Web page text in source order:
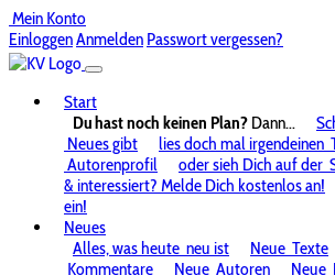
Mein Konto
EinloggenAnmelden Passwort vergessen?
Start
Du hast noch keinen Plan? Dann...
Neues gibt
lies doch mal irgendeinen
Autorenprofil
oder sieh Dich auf der
& interessiert? Melde Dich kostenlos an!
ein!
Neues
Alles, was heute neu ist Neue Texte
Kommentare
Neue Autoren Neue